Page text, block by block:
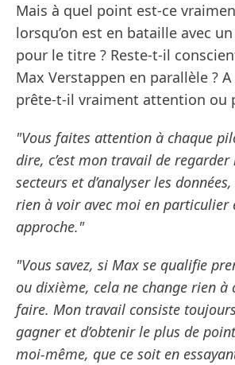
Mais à quel point est-ce
lorsqu’on est en bataille avec
pour le titre ? Reste-t-il
Max Verstappen en parallèle ?
prête-t-il vraiment attention ou
"Vous faites attention à chaque
dire, c’est mon travail de regarder
secteurs et d’analyser les
rien à voir avec moi en particulier
approche."
"Vous savez, si Max se qualifie
ou dixième, cela ne change rien à
faire. Mon travail consiste
gagner et d’obtenir le plus de
moi-même, que ce soit en